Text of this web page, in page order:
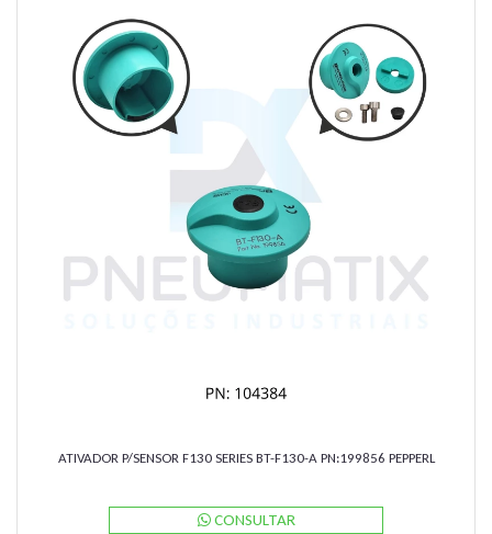
ATIVADOR P/SENSOR F130 SERIES BT-F130-A PN:199856 PEPPERL
CONSULTAR